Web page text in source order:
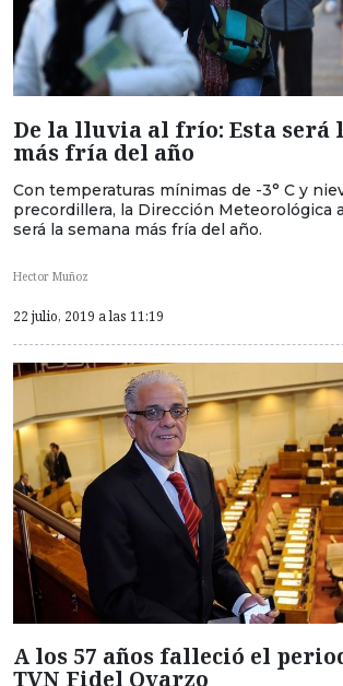
De la lluvia al frío: Esta será
más fría del año
Con temperaturas mínimas de -3° C y
precordillera, la Dirección Meteorológica
será la semana más fría del año.
Hector Muñoz
22 julio, 2019 a las 11:19
A los 57 años falleció el
TVN Fidel Oyarzo